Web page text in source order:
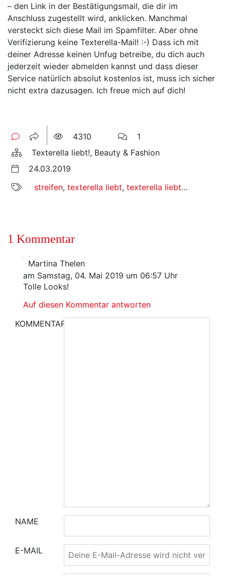
– den Link in der Bestätigungsmail, die dir im
Anschluss zugestellt wird, anklicken. Manchmal
versteckt sich diese Mail im Spamfilter. Aber ohne
Verifizierung keine Texterella-Mail! :-) Dass ich mit
deiner Adresse keinen Unfug betreibe, du dich auch
jederzeit wieder abmelden kannst und dass dieser
Service natürlich absolut kostenlos ist, muss ich sicher
nicht extra dazusagen. Ich freue mich auf dich!
4310
1
Texterella liebt!, Beauty & Fashion
24.03.2019
streifen, texterella liebt, texterella liebt streifen
1 Kommentar
Martina Thelen
am Samstag, 04. Mai 2019 um 06:57 Uhr
Tolle Looks!
Auf diesen Kommentar antworten
KOMMENTAR
NAME
E-MAIL